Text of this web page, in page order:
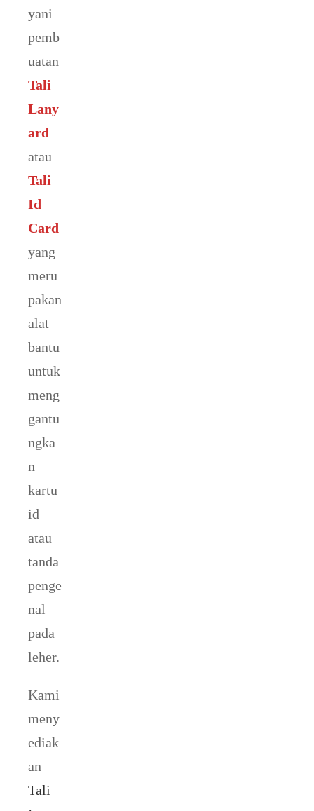
yani
pemb
uatan
Tali
Lany
ard
atau
Tali
Id
Card
yang
meru
pakan
alat
bantu
untuk
meng
gantu
ngka
n
kartu
id
atau
tanda
penge
nal
pada
leher.
Kami
meny
ediak
an
Tali